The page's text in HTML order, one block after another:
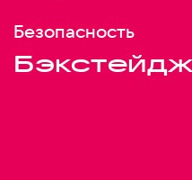
Безопасность
Бэкстейдж